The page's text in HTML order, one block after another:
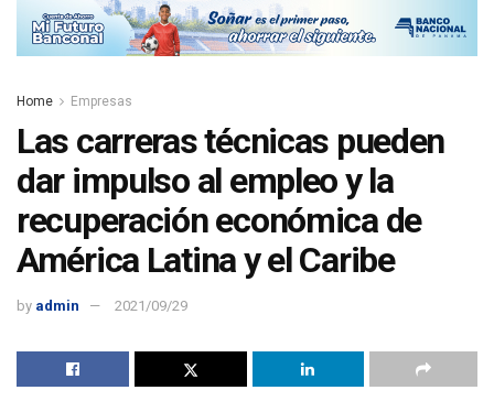
Home Empresas
Las carreras técnicas pueden
dar impulso al empleo y la
recuperación económica de
América Latina y el Caribe
by admin 2021/09/29